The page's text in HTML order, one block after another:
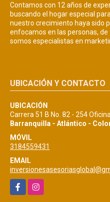
Contamos con 12 años de
buscando el hogar especial
nuestro crecimiento haya sido
enfocamos en las personas,
somos especialistas en
UBICACIÓN Y CONTACTO
UBICACIÓN
Carrera 51 B No. 82 - 254
Barranquilla - Atlántico -
MÓVIL
3184559431
EMAIL
FacebookInstagram